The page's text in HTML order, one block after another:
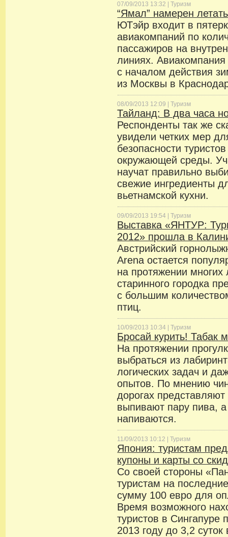
07/09/2013 13:32 |Туризм
“Ямал” намерен
ЮТэйр входит в
авиакомпаний по
пассажиров на
линиях.
с началом действия
из Москвы в
08/09/2013 12:09 |Туризм
Тайланд: В два часа
Респонденты так же
увидели четких мер
безопасности
окружающей среды.
научат правильно
свежие ингредиенты
вьетнамской кухни.
09/09/2013 19:54 |Туризм
Выставка «ЯНТУР:
2012» прошла в
Австрийский
Arena остается
на протяжении
старинного городка
с большим
птиц.
10/09/2013 10:34 |Туризм
Бросай курить! Табак
На протяжении
выбраться из
логических задач и
опытов. По мнению
дорогах
выпивают пару пива, а
напиваются.
11/09/2013 10:12 |Туризм
Япония: туристам
купоны и карты со
Со своей стороны
туристам на
сумму 100 евро для
Время возможного
туристов в Сингапуре
2013 году до 3,2